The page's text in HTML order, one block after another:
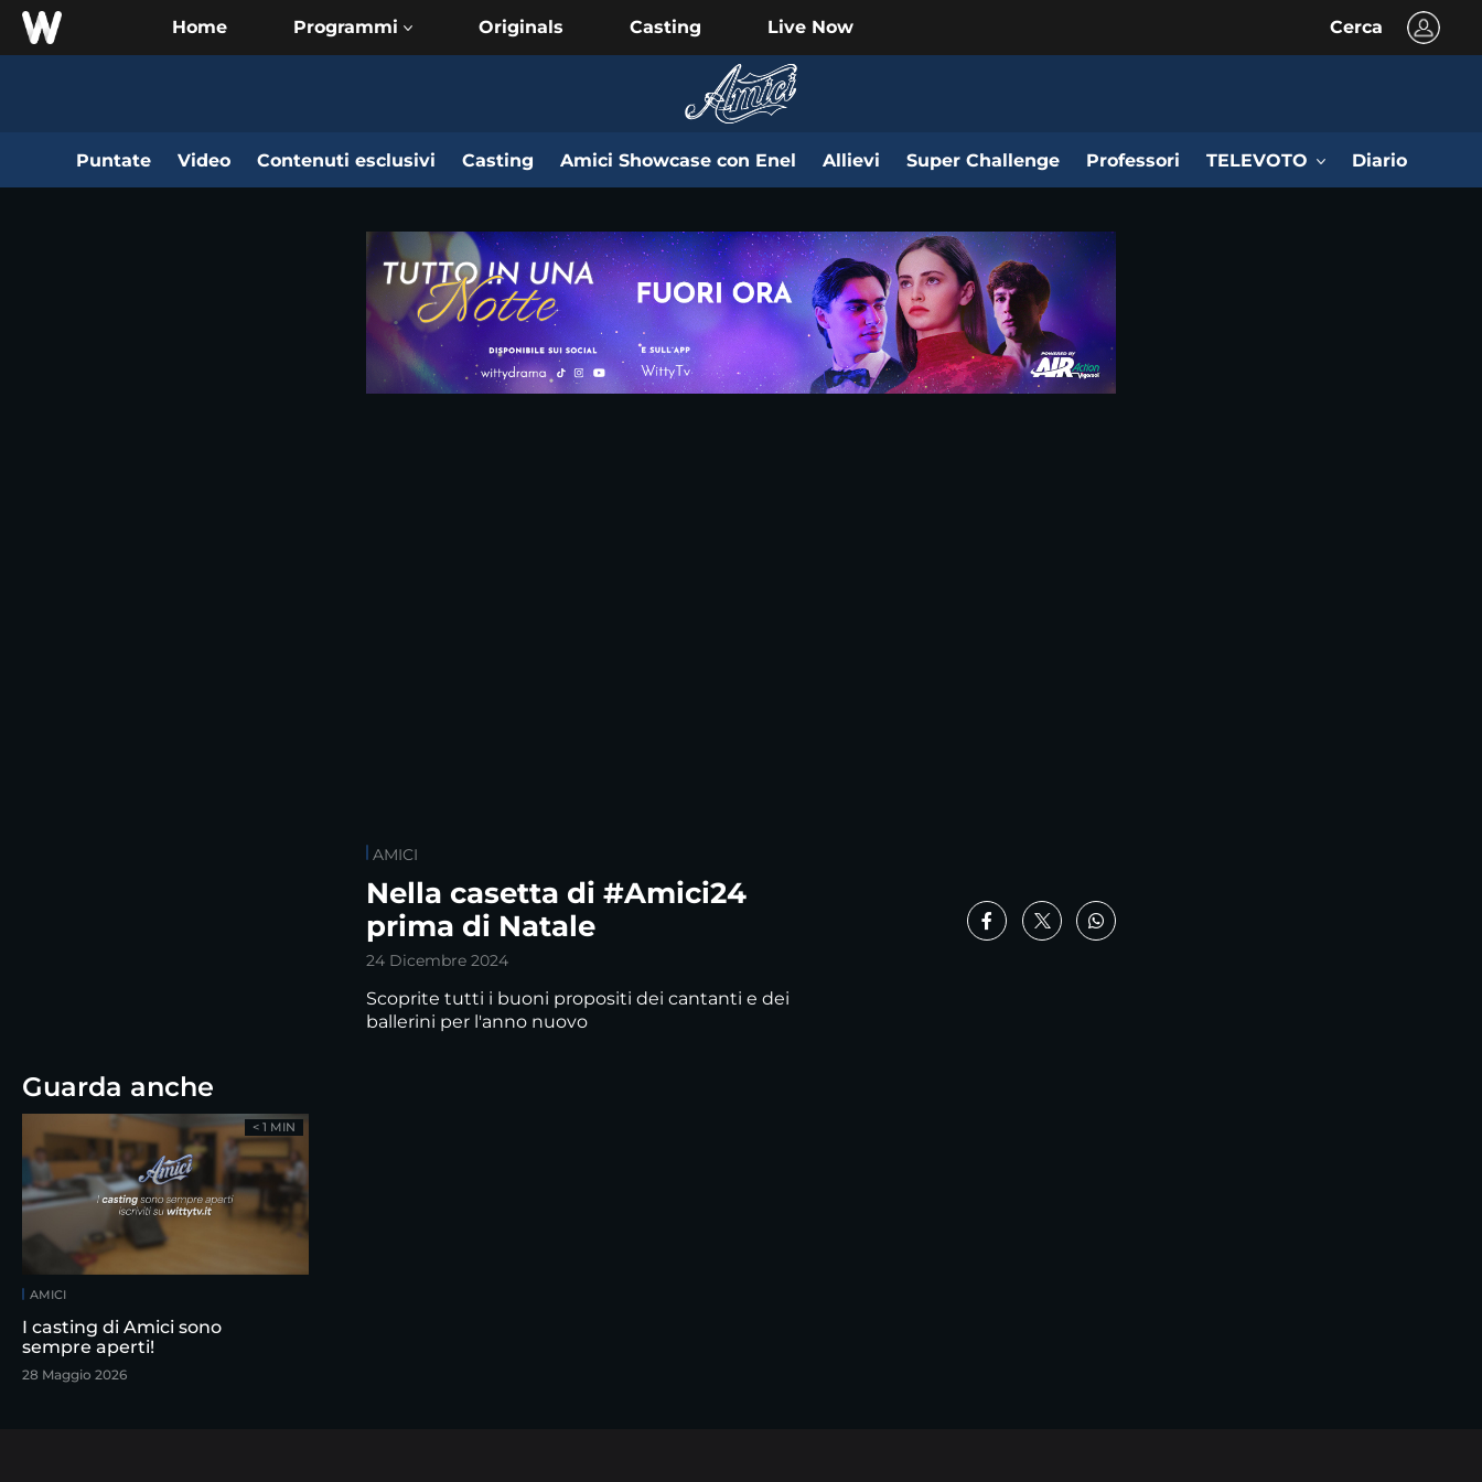
Home Originals Casting Live Now Cerca
Puntate Video Contenuti esclusivi Casting Amici Showcase con Enel Allievi Super Challenge Professori TELEVOTO Diario
AMICI
Nella casetta di #Amici24
prima di Natale
24 Dicembre 2024
Scoprite tutti i buoni propositi dei cantanti e dei
ballerini per l'anno nuovo
Guarda anche
AMICI
I casting di Amici sono
sempre aperti!
28 Maggio 2026
< 1 MIN